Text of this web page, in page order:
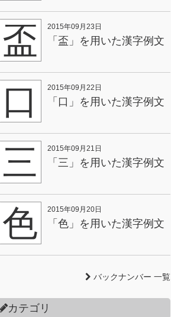
盃 2015年09月23日
「盃」を用いた漢字例文
口 2015年09月22日
「口」を用いた漢字例文
三 2015年09月21日
「三」を用いた漢字例文
色 2015年09月20日
「色」を用いた漢字例文
バックナンバー 一覧
カテゴリ